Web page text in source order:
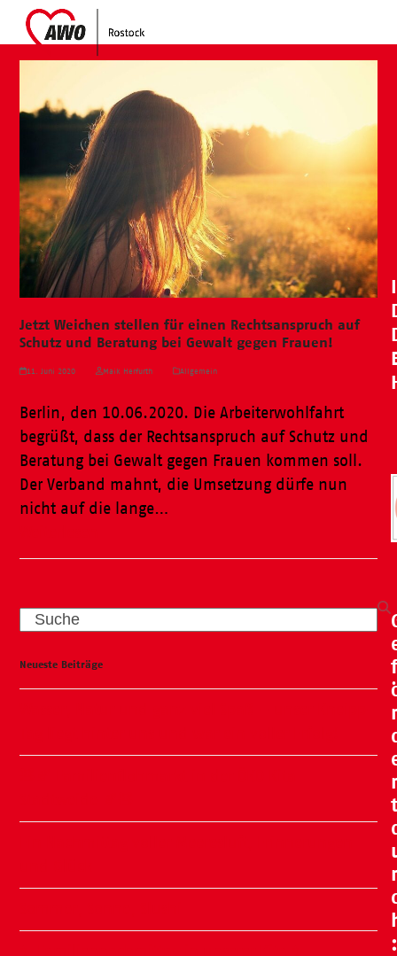
content
Open
mobile
menu
Close
mobile
menu
Jetzt Weichen stellen für einen Rechtsanspruch auf
Schutz und Beratung bei Gewalt gegen Frauen!
11. Juni 2020 Maik Herfurth Allgemein
Berlin, den 10.06.2020. Die Arbeiterwohlfahrt
begrüßt, dass der Rechtsanspruch auf Schutz und
Beratung bei Gewalt gegen Frauen kommen soll.
Der Verband mahnt, die Umsetzung dürfe nun
nicht auf die lange…
Search
Neueste Beiträge
f
r
r
t
r
: